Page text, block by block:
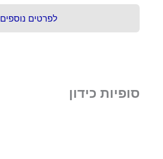
לפרטים נוספים
סופיות כידון